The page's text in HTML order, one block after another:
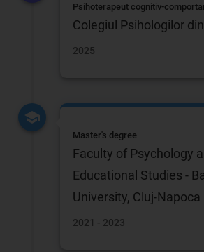
Psihoterapeut cognitiv-
Colegiul Psihologilor
2025
Master's degree
Faculty of Psychology
Educational Studies -
University, Cluj-Napoca
2021 - 2023